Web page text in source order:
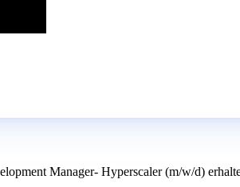
Manager- Hyperscaler (m/w/d)